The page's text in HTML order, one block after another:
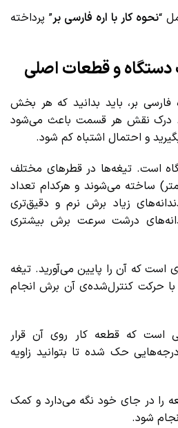
“نحوه کار با اره فارسی بر” پرداخته
و قطعات اصلی
فارسی بر، باید بدانید که هر بخش
درک نقش هر قسمت باعث می‌شود
و احتمال اشتباه کم شود.
است. تیغه‌ها در قطرهای مختلف
۱۸۵ تا ۲۵۵ میلی‌متر) ساخته می‌شوند و هرکدام تعداد
زیاد برش نرم و دقیق‌تری
درشت سرعت برش بیشتری
است که آن را پایین می‌آورید. تیغه
حرکت کنترل‌شده‌ی آن برش انجام
است که قطعه کار روی آن قرار
حک شده تا بتوانید زاویه
را در جای خود نگه‌ می‌دارد و کمک
شود.